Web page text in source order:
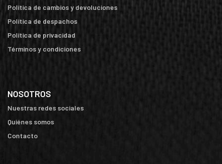
Política de cambios y devoluciones
Política de despachos
Política de privacidad
Términos y condiciones
NOSOTROS
Nuestras redes sociales
Quiénes somos
Contacto